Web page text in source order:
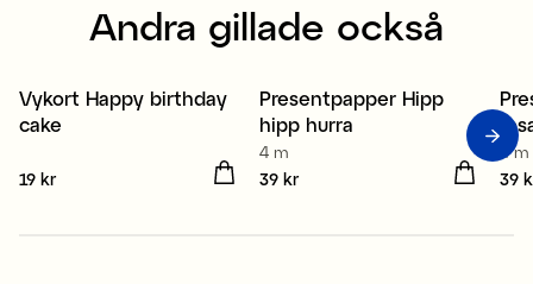
Andra gillade också
3 för 2
Vykort Happy birthday
cake
Pris:
19 kr
3 för 99 kr
Presentpapper Hipp
hipp hurra
4 m
Pris:
39 kr
4 m
Pris
39